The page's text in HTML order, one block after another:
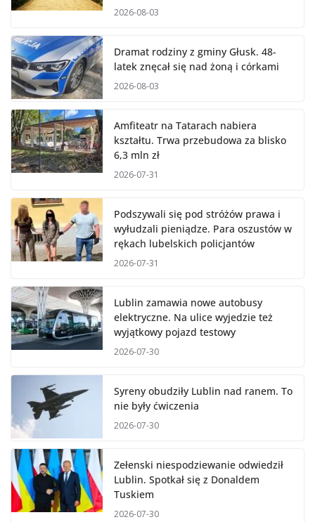
2026-08-03
Dramat rodziny z gminy Głusk. 48-
latek znęcał się nad żoną i córkami
2026-08-03
Amfiteatr na Tatarach nabiera
kształtu. Trwa przebudowa za blisko
6,3 mln zł
2026-07-31
Podszywali się pod stróżów prawa i
wyłudzali pieniądze. Para oszustów w
rękach lubelskich policjantów
2026-07-31
Lublin zamawia nowe autobusy
elektryczne. Na ulice wyjedzie też
wyjątkowy pojazd testowy
2026-07-30
Syreny obudziły Lublin nad ranem. To
nie były ćwiczenia
2026-07-30
Zełenski niespodziewanie odwiedził
Lublin. Spotkał się z Donaldem
Tuskiem
2026-07-30